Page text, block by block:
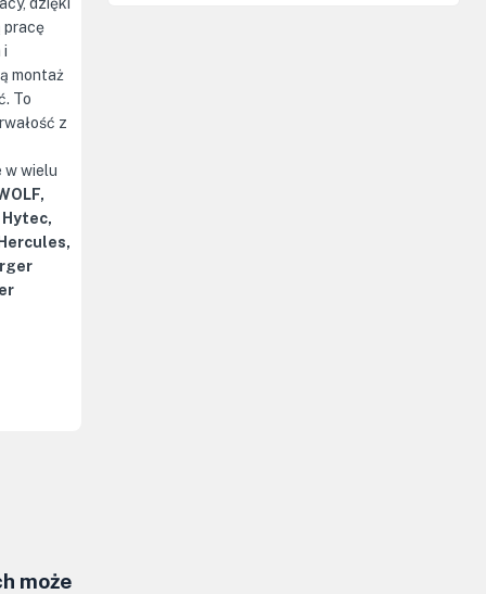
pracę
i
montaż
To
z
w wielu
może